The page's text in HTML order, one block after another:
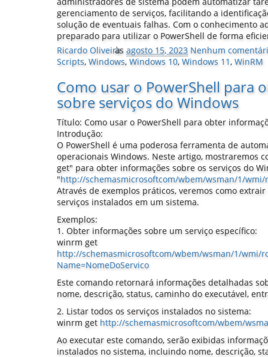
gerenciamento de serviços, facilitando a
solução de eventuais falhas. Com o conhecimento
preparado para utilizar o PowerShell de forma
Ricardo Oliveira
às agosto 15, 2023 Nenhum
Scripts, Windows, Windows 10, Windows 11, WinRM
Como usar o PowerShell para
sobre serviços do Windows
Título: Como usar o PowerShell para obter
Introdução:
O PowerShell é uma poderosa ferramenta de
operacionais Windows. Neste artigo, mostraremos
get" para obter informações sobre os serviços do
"http://schemasmicrosoftcom/wbem/wsman/1/wmi/
Através de exemplos práticos, veremos como
serviços instalados em um sistema.
Exemplos:
1. Obter informações sobre um serviço específico:
winrm get
http://schemasmicrosoftcom/wbem/wsman/1/wmi/
Name=NomeDoServico
Este comando retornará informações detalhadas
nome, descrição, status, caminho do executável,
2. Listar todos os serviços instalados no sistema:
winrm get http://schemasmicrosoftcom/wbem/
Ao executar este comando, serão exibidas
instalados no sistema, incluindo nome, descrição,